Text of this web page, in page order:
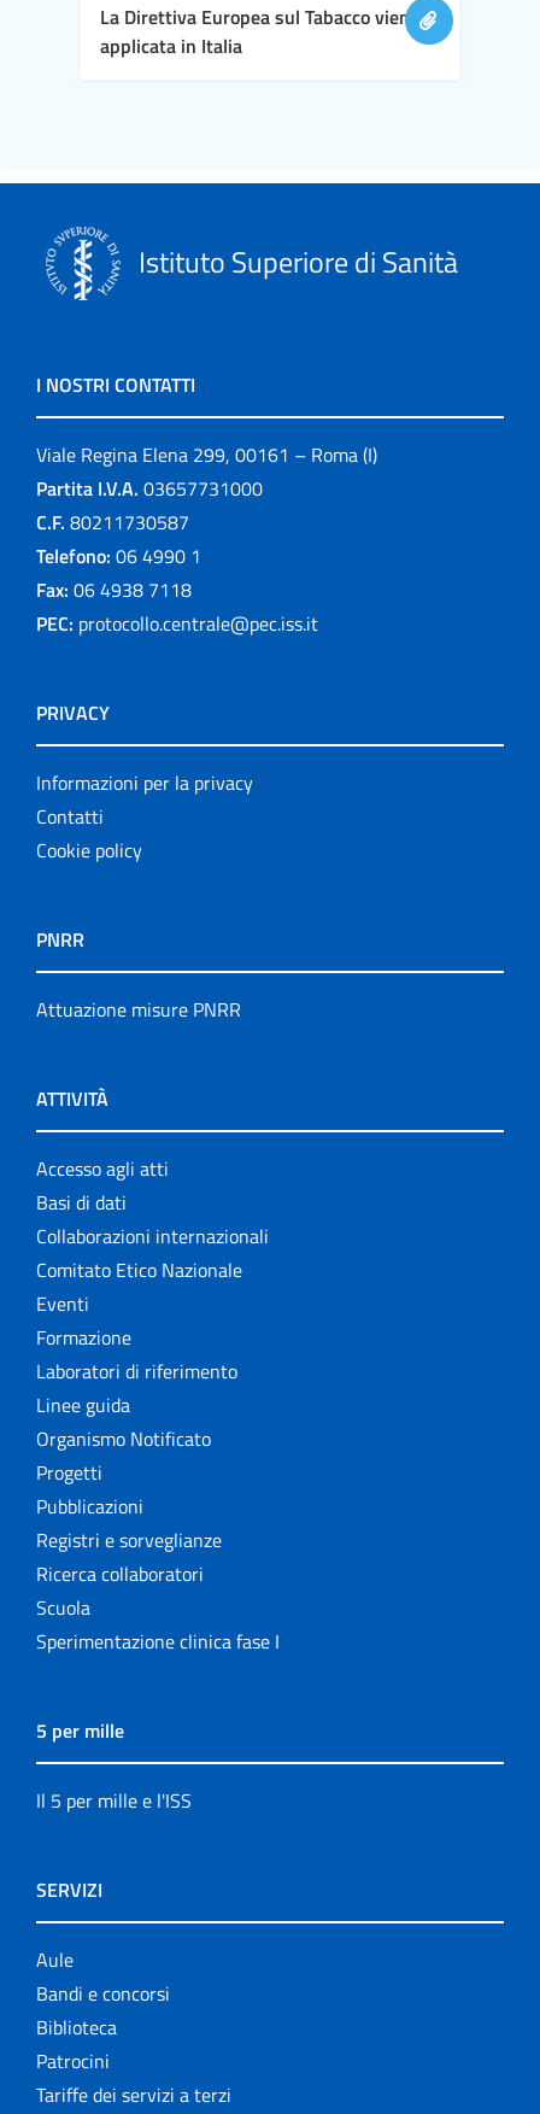
La Direttiva Europea sul Tabacco viene
applicata in Italia
Istituto Superiore di Sanità
I NOSTRI CONTATTI
Viale Regina Elena 299, 00161 – Roma (I)
Partita I.V.A. 03657731000
C.F. 80211730587
Telefono: 06 4990 1
Fax: 06 4938 7118
PEC: protocollo.centrale@pec.iss.it
PRIVACY
Informazioni per la privacy
Contatti
Cookie policy
PNRR
Attuazione misure PNRR
ATTIVITÀ
Accesso agli atti
Basi di dati
Collaborazioni internazionali
Comitato Etico Nazionale
Eventi
Formazione
Laboratori di riferimento
Linee guida
Organismo Notificato
Progetti
Pubblicazioni
Registri e sorveglianze
Ricerca collaboratori
Scuola
Sperimentazione clinica fase I
5 per mille
Il 5 per mille e l'ISS
SERVIZI
Aule
Bandi e concorsi
Biblioteca
Patrocini
Tariffe dei servizi a terzi